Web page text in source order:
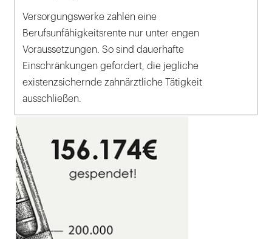
Versorgungswerke zahlen eine
Berufsunfähigkeitsrente nur unter engen
Voraussetzungen. So sind dauerhafte
Einschränkungen gefordert, die jegliche
existenzsichernde zahnärztliche Tätigkeit
ausschließen.